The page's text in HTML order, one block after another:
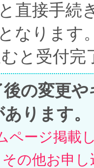
直接手続
なります
と受付完
後の変更
ります。
ページ掲載
の他お申